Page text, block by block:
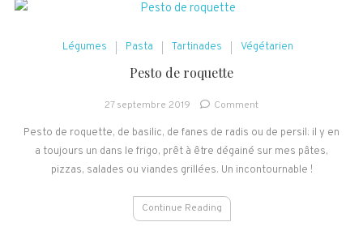
Légumes Pasta Tartinades Végétarien
Pesto de roquette
27 septembre 2019 Commenton
de
roquette
Pesto de roquette, de basilic, de fanes de radis ou de persil: il y en
a toujours un dans le frigo, prêt à être dégainé sur mes pâtes,
pizzas, salades ou viandes grillées. Un incontournable !
Continue Reading